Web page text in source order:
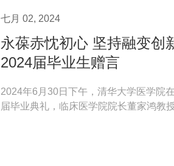
七月 02, 2024
永葆赤忱初心 坚持融变创
2024届毕业生赠言
2024年6月30日下午，清华大学医学院
届毕业典礼，临床医学院院长董家鸿教